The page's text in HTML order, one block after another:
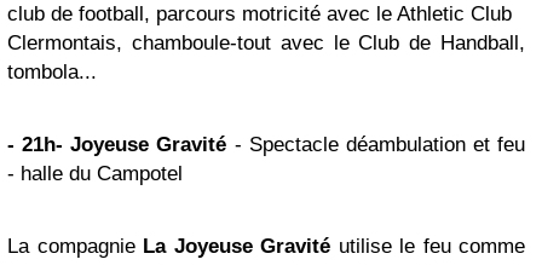
club de football, parcours motricité avec le Athletic Club
Clermontais, chamboule-tout avec le Club de Handball,
tombola...
- 21h- Joyeuse Gravité - Spectacle déambulation et feu
- halle du Campotel
La compagnie La Joyeuse Gravité utilise le feu comme